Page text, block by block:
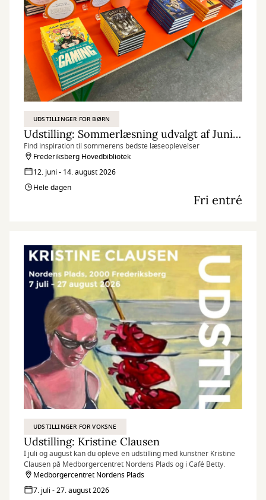
UDSTILLINGER FOR BØRN
Udstilling: Sommerlæsning udvalgt af Juniorpanelet
Find inspiration til sommerens bedste læseoplevelser
Frederiksberg Hovedbibliotek
12. juni - 14. august 2026
Hele dagen
Fri entré
UDSTILLINGER FOR VOKSNE
Udstilling: Kristine Clausen
I juli og august kan du opleve en udstilling med kunstner Kristine
Clausen på Medborgercentret Nordens Plads og i Café Betty.
Medborgercentret Nordens Plads
7. juli - 27. august 2026